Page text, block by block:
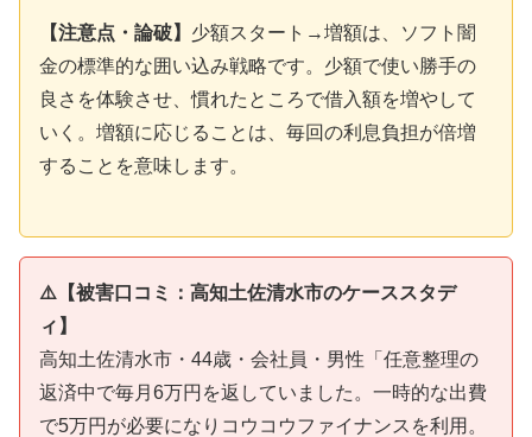
【注意点・論破】 少額スタート→増額は、ソフト闇
金の標準的な囲い込み戦略です。少額で使い勝手の
良さを体験させ、慣れたところで借入額を増やして
いく。増額に応じることは、毎回の利息負担が倍増
することを意味します。
⚠️【被害口コミ：高知土佐清水市のケーススタデ
ィ】
高知土佐清水市・44歳・会社員・男性「任意整理の
返済中で毎月6万円を返していました。一時的な出費
で5万円が必要になりコウコウファイナンスを利用。